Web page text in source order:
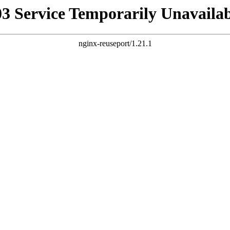
Service Temporarily
nginx-reuseport/1.21.1